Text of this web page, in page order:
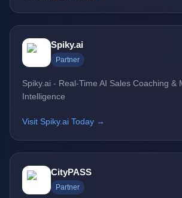
Spiky.ai
Partner
Spiky.ai - Real-Time AI Sales Coaching &
Intelligence
Visit Spiky.ai Today →
CityPASS
Partner